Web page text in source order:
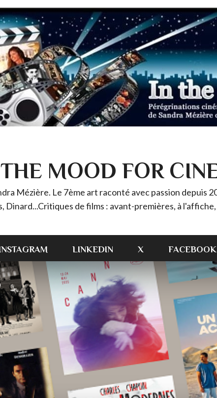
MOOD FOR
Mézière. Le 7ème art raconté avec passion depuis
Dinard...Critiques de films : avant-premières, à
LINKEDIN X FACEBOOK